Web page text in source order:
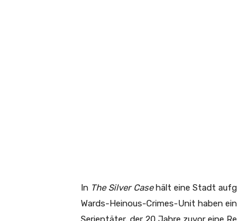
In The Silver Casehält eine Stadt
Wards-Heinous-Crimes-Unit haben